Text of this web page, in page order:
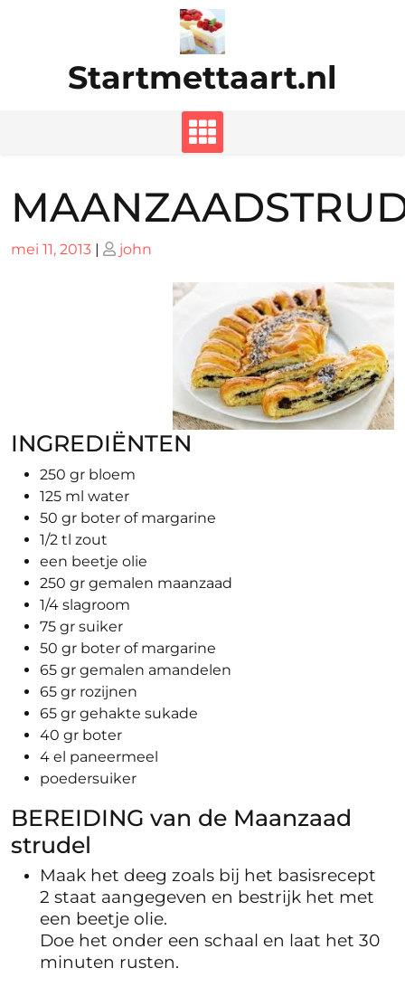
Startmettaart.nl
Geplaatst
mei 11, 2013 | Geplaatst
john
INGREDIËNTEN
250 gr bloem
125 ml water
50 gr boter of margarine
1/2 tl zout
een beetje olie
250 gr gemalen maanzaad
1/4 slagroom
75 gr suiker
50 gr boter of margarine
65 gr gemalen amandelen
65 gr rozijnen
65 gr gehakte sukade
40 gr boter
4 el paneermeel
poedersuiker
BEREIDING van de Maanzaad
strudel
Maak het deeg zoals bij het basisrecept
2 staat aangegeven en bestrijk het met
een beetje olie.
Doe het onder een schaal en laat het 30
minuten rusten.